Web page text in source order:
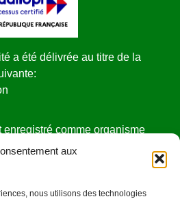
aux
nous utilisons des technologies
a été délivrée au titre de la
enregistré comme organisme
de formation
52440841444 auprès de la
vaut pas agrément de l’état